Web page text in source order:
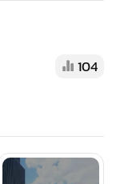
และคอปเปอร์ -
องดุสิต ด้วย
น์โค้งและคลื่น ที่
ยจอ LED digital
ทนต์ 3D สร้าง
กลายเป็นแลนด์
ก เดินทางง่ายๆ
104